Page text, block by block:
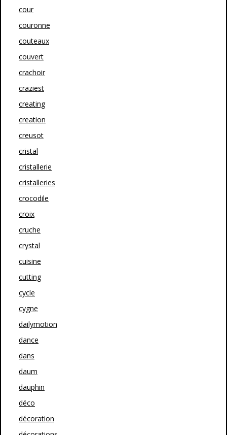
cour
couronne
couteaux
couvert
crachoir
craziest
creating
creation
creusot
cristal
cristallerie
cristalleries
crocodile
croix
cruche
crystal
cuisine
cutting
cycle
cygne
dailymotion
dance
dans
daum
dauphin
déco
décoration